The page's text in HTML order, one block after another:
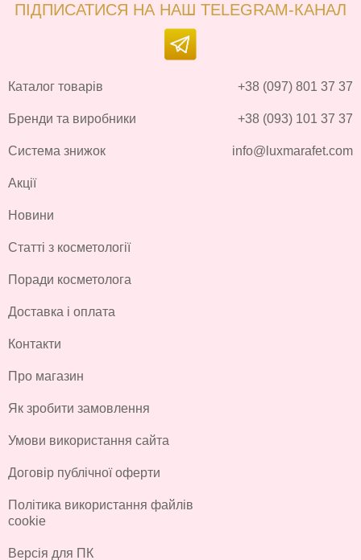
ПІДПИСАТИСЯ НА НАШ TELEGRAM-КАНАЛ
Каталог товарів
Бренди та виробники
Система знижок
Акції
Новини
Статті з косметології
Поради косметолога
Доставка і оплата
Контакти
Про магазин
Як зробити замовлення
Умови використання сайта
Договір публічної оферти
Політика використання файлів
cookie
Версія для ПК
+38 (097) 801 37 37
+38 (093) 101 37 37
info@luxmarafet.com